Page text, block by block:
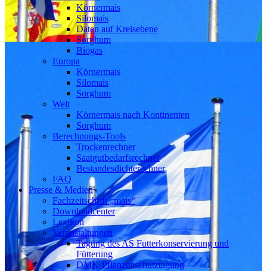
Körnermais
Silomais
Daten auf Kreisebene
Sorghum
Biogas
Europa
Körnermais
Silomais
Sorghum
Welt
Körnermais nach Kontinenten
Sorghum
Berechnungs-Tools
Trockenrechner
Saatgutbedarfsrechner
Bestandesdichterechner
FAQ
Presse & Medien
Fachzeitschrift „mais“
Downloadcenter
Lexikon
Veranstaltungen
Tagung des AS Futterkonservierung und
Fütterung
DMK-Pflanzenschutztagung